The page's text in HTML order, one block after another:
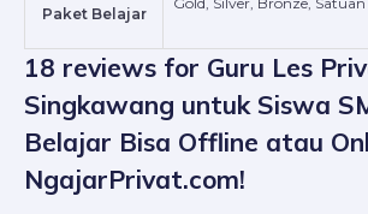
Paket Belajar
18 reviews for Guru Les
Singkawang untuk Siswa
Belajar Bisa Offline atau
NgajarPrivat.com!